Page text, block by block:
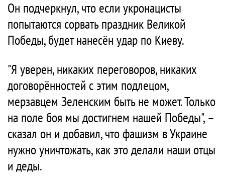
Он подчеркнул, что если укронацисты
попытаются сорвать праздник Великой
Победы, будет нанесён удар по Киеву.
"Я уверен, никаких переговоров, никаких
договорённостей с этим подлецом,
мерзавцем Зеленским быть не может. Только
на поле боя мы достигнем нашей Победы", –
сказал он и добавил, что фашизм в Украине
нужно уничтожать, как это делали наши отцы
и деды.